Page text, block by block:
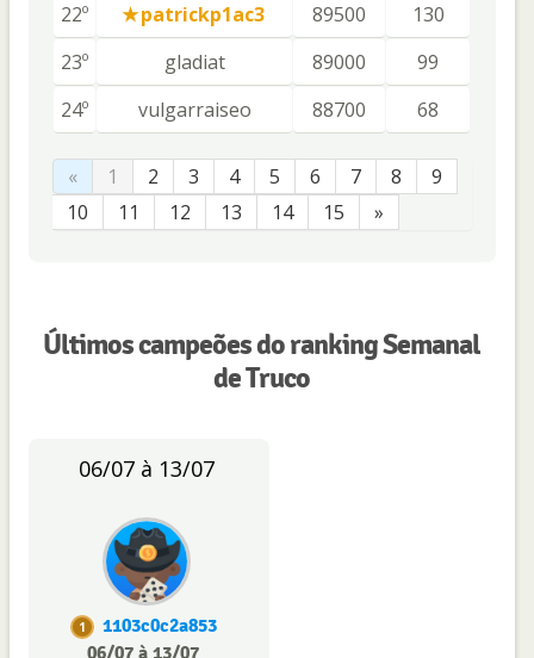
22º
patrickp1ac3 89500
130
23º
gladiat 89000
99
24º
vulgarraiseo 88700 68
« 1 2 3 4 5 6 7 8
9
10
11 12 13 14 15 »
Últimos campeões do ranking Semanal
de Truco
06/07 à 13/07
1
1103c0c2a853
06/07 à 13/07